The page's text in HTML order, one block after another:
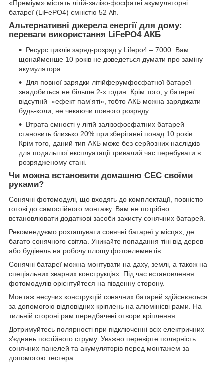
«Преміум» містять літій-залізо-фосфатні акумуляторні
батареї (LiFePO4) ємністю 52 Ah.
Альтернативні джерела енергії для дому:
переваги використання LiFePO4 АКБ
Ресурс циклів заряд-розряд у Lifepo4 – 7000. Вам
щонайменше 10 років не доведеться думати про заміну
акумулятора.
Для повної зарядки літійферумфосфатної батареї
знадобиться не більше 2-х годин. Крім того, у батереї
відсутній «ефект пам'яті», тобто АКБ можна заряджати
будь-коли, не чекаючи повного розряду.
Втрата ємності у літій залізофосфатних батарей
становить близько 20% при зберіганні понад 10 років.
Крім того, даний тип АКБ може без серйозних наслідків
для подальшої експлуатації тривалий час перебувати в
розрядженому стані.
Чи можна встановити домашню СЕС своїми
руками?
Сонячні фотомодулі, що входять до комплектації, повністю
готові до самостійного монтажу. Вам не потрібно
встановлювати додаткові засоби захисту сонячних батарей.
Рекомендуємо розташувати сонячні батареї у місцях, де
багато сонячного світла. Уникайте попадання тіні від дерев
або будівель на робочу площу фотоелементів.
Сонячні батареї можна монтувати на даху, землі, а також на
спеціальних зварних конструкціях. Під час встановлення
фотомодулів орієнтуйтеся на південну сторону.
Монтаж несучих конструкцій сонячних батарей здійснюється
за допомогою відповідних кріплень на алюмінієві рами. На
тильній стороні рам передбачені отвори кріплення.
Дотримуйтесь полярності при підключенні всіх електричних
з'єднань постійного струму. Уважно перевірте полярність
сонячних панелей та акумуляторів перед монтажем за
допомогою тестера.